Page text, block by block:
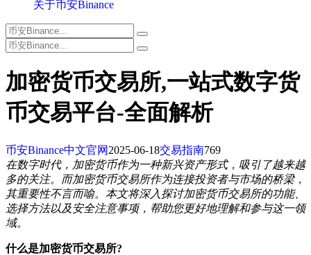
关于币安Binance
加密货币交易所,一站式数字货
币交易平台-全面解析
币安Binance中文官网 2025-06-18交易指南769
在数字时代，加密货币作为一种新兴资产形式，吸引了越来越
多的关注。而加密货币交易所作为连接投资者与市场的桥梁，
其重要性不言而喻。本文将深入探讨加密货币交易所的功能、
选择方法以及安全注意事项，帮助您更好地理解和参与这一领
域。
什么是加密货币交易所?